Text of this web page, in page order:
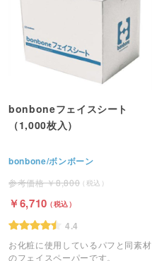
bonboneフェイスシート
（1,000枚入）
bonbone/ボンボーン
8,800
6,710
4.4
お化粧に使用しているパフと同素材
のフェイスペーパーです。